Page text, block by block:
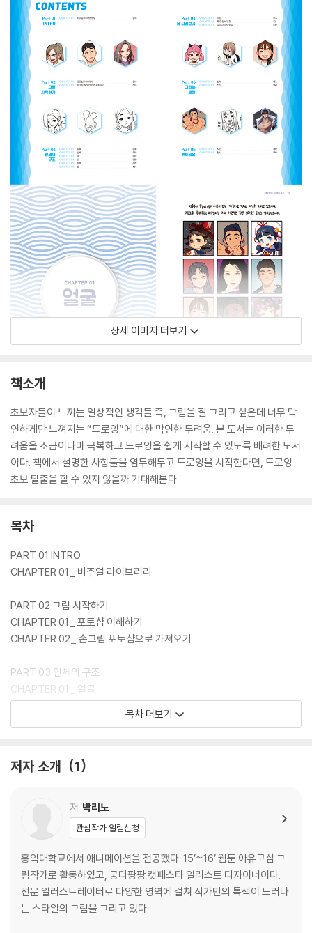
상세 이미지 더보기
책소개
초보자들이 느끼는 일상적인 생각들 즉, 그림을 잘 그리고 싶은데 너무 막
연하게만 느껴지는 “드로잉”에 대한 막연한 두려움. 본 도서는 이러한 두
려움을 조금이나마 극복하고 드로잉을 쉽게 시작할 수 있도록 배려한 도서
이다. 책에서 설명한 사항들을 염두해두고 드로잉을 시작한다면, 드로잉
초보 탈출을 할 수 있지 않을까 기대해본다.
목차
PART 01 INTRO
CHAPTER 01_ 비주얼 라이브러리
PART 02 그림 시작하기
CHAPTER 01_ 포토샵 이해하기
CHAPTER 02_ 손그림 포토샵으로 가져오기
PART 03 인체의 구조
CHAPTER 01_ 얼굴
CHAPTER 02_ 상체
CHAPTER 06_ 발
PART 04 더 그려보기
CHAPTER 01_ 의상
CHAPTER 02_ 특수 인체부위
CHAPTER 03_ 다이나믹 드로잉
PART 05 그리는 과정
CHAPTER 01_ 상체
목차 더보기
저자 소개 1
저 박리노
관심작가 알림신청
홍익대학교에서 애니메이션을 전공했다. 15’~16’ 웹툰 아유고삼 그
림작가로 활동하였고, 궁디팡팡 캣페스타 일러스트 디자이너이다.
전문 일러스트레이터로 다양한 영역에 걸쳐 작가만의 특색이 드러나
는 스타일의 그림을 그리고 있다.